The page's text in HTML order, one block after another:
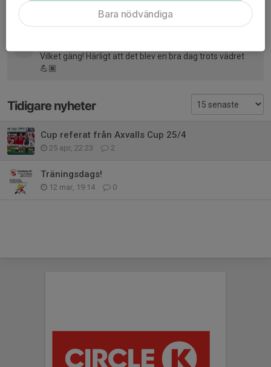
Grymt jobb! Så kul att säsongen är igång👍
Vilket gäng! Härligt att det blev en bra dag trots vädret
💪🏽
Tidigare nyheter
Cup referat från Axvalls Cup 25/4
25 apr, 22:23 2
Träningsdags!
12 mar, 19:14 0
Bara nödvändiga